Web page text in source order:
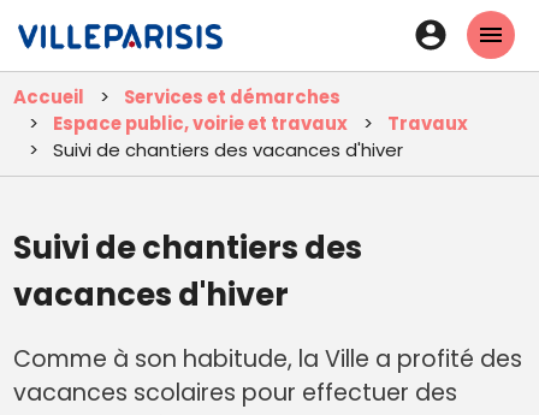
contenu
principal
En-
tête
-
Accueil
Services et démarches
Espace public, voirie et travaux
Travaux
Suivi de chantiers des vacances d'hiver
Suivi de chantiers des
vacances d'hiver
Comme à son habitude, la Ville a profité des
vacances scolaires pour effectuer des